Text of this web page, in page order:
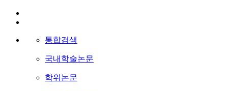
통합검색
국내학술논문
학위논문